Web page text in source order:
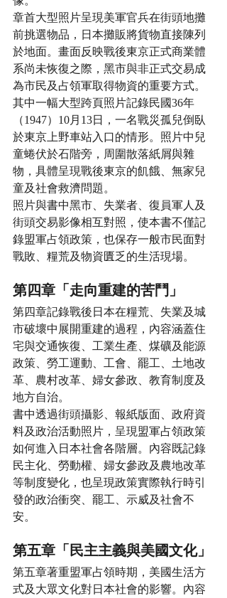
章首大型照片呈現美軍官兵在街頭地攤
前挑選物品，日本攤販將貨物直接陳列
於地面。畫面反映戰後東京正式商業體
系尚未恢復之際，黑市與非正式交易成
為市民及占領軍取得物資的重要方式。
其中一幅大型跨頁照片記錄民國36年
（1947）10月13日，一名戰災孤兒倒臥
於東京上野車站入口的情形。照片中兒
童蜷伏於石階旁，周圍散落紙屑與雜
物，具體呈現戰後東京的飢餓、無家兒
童及社會救濟問題。
照片與書中黑市、失業者、復員軍人及
街頭交易影像相互對照，使本書不僅記
錄盟軍占領政策，也保存一般市民面對
戰敗、糧荒及物資匱乏的生活現場。
第四章「走向重建的苦鬥」
第四章記錄戰後日本在糧荒、失業及城
市破壞中展開重建的過程，內容涵蓋住
宅與交通恢復、工業生產、煤礦及能源
政策、勞工運動、工會、罷工、土地改
革、農村改革、婦女參政、教育制度及
地方自治。
書中透過街頭攝影、報紙版面、政府資
料及政治活動照片，呈現盟軍占領政策
如何進入日本社會各階層。內容既記錄
民主化、勞動權、婦女參政及農地改革
等制度變化，也呈現政策實際執行時引
發的政治衝突、罷工、示威及社會不
安。
第五章「民主主義與美國文化」
第五章著重盟軍占領時期，美國生活方
式及大眾文化對日本社會的影響。內容